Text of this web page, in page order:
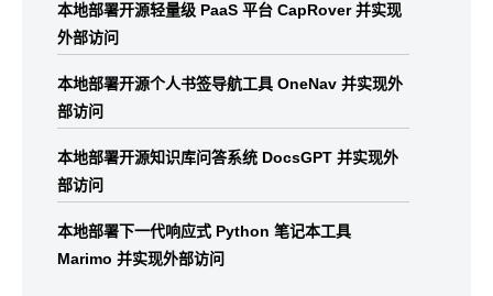
本地部署开源轻量级 PaaS 平台 CapRover 并实现
外部访问
本地部署开源个人书签导航工具 OneNav 并实现外
部访问
本地部署开源知识库问答系统 DocsGPT 并实现外
部访问
本地部署下一代响应式 Python 笔记本工具
Marimo 并实现外部访问